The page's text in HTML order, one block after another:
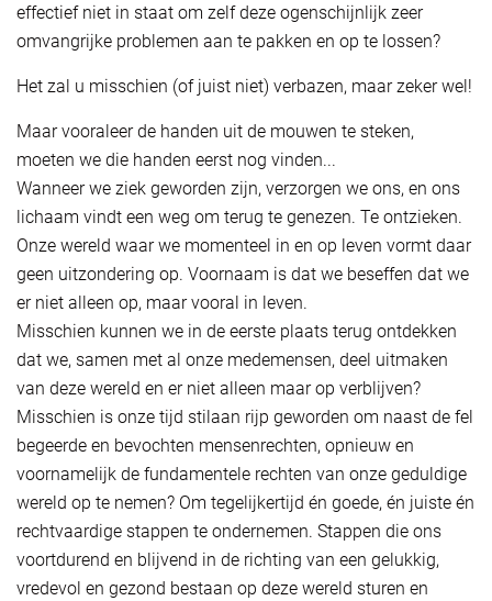
effectief niet in staat om zelf deze ogenschijnlijk zeer
omvangrijke problemen aan te pakken en op te lossen?
Het zal u misschien (of juist niet) verbazen, maar zeker wel!
Maar vooraleer de handen uit de mouwen te steken,
moeten we die handen eerst nog vinden...
Wanneer we ziek geworden zijn, verzorgen we ons, en ons
lichaam vindt een weg om terug te genezen. Te ontzieken.
Onze wereld waar we momenteel in en op leven vormt daar
geen uitzondering op. Voornaam is dat we beseffen dat we
er niet alleen op, maar vooral in leven.
Misschien kunnen we in de eerste plaats terug ontdekken
dat we, samen met al onze medemensen, deel uitmaken
van deze wereld en er niet alleen maar op verblijven?
Misschien is onze tijd stilaan rijp geworden om naast de fel
begeerde en bevochten mensenrechten, opnieuw en
voornamelijk de fundamentele rechten van onze geduldige
wereld op te nemen? Om tegelijkertijd én goede, én juiste én
rechtvaardige stappen te ondernemen. Stappen die ons
voortdurend en blijvend in de richting van een gelukkig,
vredevol en gezond bestaan op deze wereld sturen en